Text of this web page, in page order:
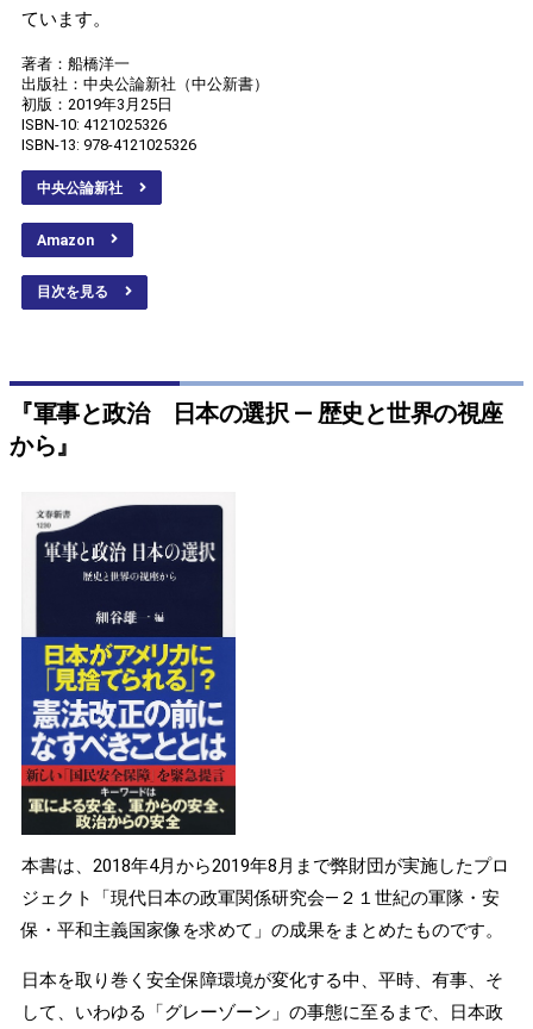
ています。
著者：船橋洋一
出版社：中央公論新社（中公新書）
初版：2019年3月25日
ISBN-10: 4121025326
ISBN-13: 978-4121025326
中央公論新社
Amazon
目次を見る
『軍事と政治 日本の選択 ― 歴史と世界の視座
から』
本書は、2018年4月から2019年8月まで弊財団が実施したプロ
ジェクト「現代日本の政軍関係研究会―２１世紀の軍隊・安
保・平和主義国家像を求めて」の成果をまとめたものです。
日本を取り巻く安全保障環境が変化する中、平時、有事、そ
して、いわゆる「グレーゾーン」の事態に至るまで、日本政